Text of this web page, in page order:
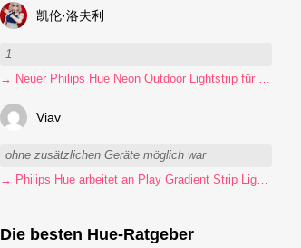
凯伦·洛夫利
1
Viav
ohne zusätzlichen Geräte möglich war
→ Philips Hue arbeitet an Play Gradient Strip Light Pro
Die besten Hue-Ratgeber